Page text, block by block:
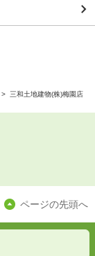
> 三和土地建物(株)梅園店
ページの先頭へ